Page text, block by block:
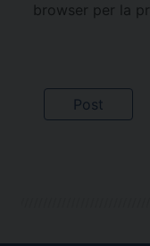
browser per la